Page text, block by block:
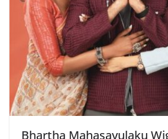
Bhartha Mahasayulaku